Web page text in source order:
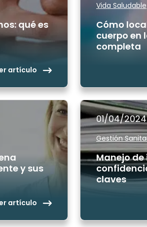
qué es
artículo
Vida Saludable
Cómo
cuerpo en
completa
y sus
artículo
01/04/2024
Gestión
Manejo
claves